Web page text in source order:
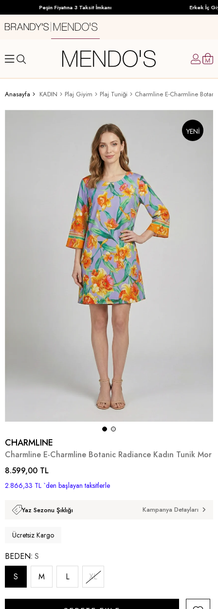
Peşin Fiyatına 3 Taksit İmkanı Erkek İç
Anasayfa KADIN Plaj Giyim Plaj Tuniği Charmline E-Charmline
YENI
CHARMLINE
Charmline E-Charmline Botanic Radiance Kadın Tunik Mor
8.599,00 TL
2.866,33 TL `den başlayan taksitlerle
Yaz Sezonu Şıklığı Kampanya Detayları
Ücretsiz Kargo
BEDEN S
S
M L XL